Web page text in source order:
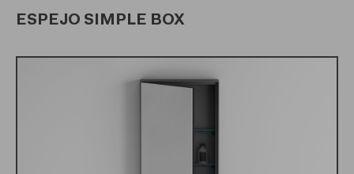
ESPEJO SIMPLE BOX